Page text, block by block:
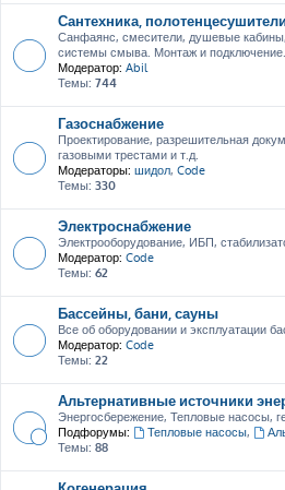
Сантехника, полотенцесушители
Санфаянс, смесители, душевые
системы смыва. Монтаж и
Модератор: Abil
Темы: 744
Газоснабжение
Проектирование, разрешительная
газовыми трестами и т.д.
Модераторы: шидол, Code
Темы: 330
Электроснабжение
Электрооборудование, ИБП,
Модератор: Code
Темы: 62
Бассейны, бани, сауны
Все об оборудовании и эксплуатации
Модератор: Code
Темы: 22
Альтернативные источники
Энергосбережение, Тепловые насосы,
Подфорумы:
Тепловые насосы,
Темы: 88